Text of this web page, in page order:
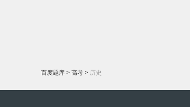
百度题库 > 高考 > 历史